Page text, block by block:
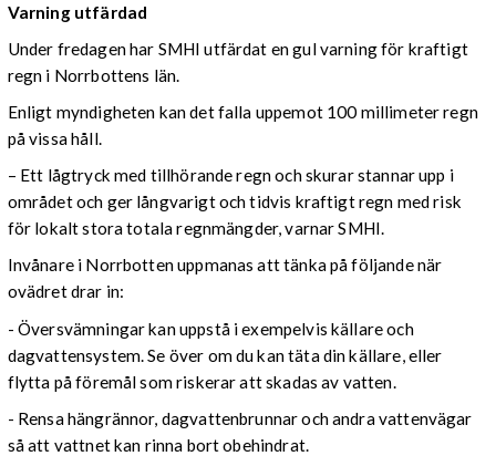
Varning utfärdad
Under fredagen har SMHI utfärdat en gul varning för kraftigt
regn i Norrbottens län.
Enligt myndigheten kan det falla uppemot 100 millimeter regn
på vissa håll.
– Ett lågtryck med tillhörande regn och skurar stannar upp i
området och ger långvarigt och tidvis kraftigt regn med risk
för lokalt stora totala regnmängder, varnar SMHI.
Invånare i Norrbotten uppmanas att tänka på följande när
ovädret drar in:
- Översvämningar kan uppstå i exempelvis källare och
dagvattensystem. Se över om du kan täta din källare, eller
flytta på föremål som riskerar att skadas av vatten.
- Rensa hängrännor, dagvattenbrunnar och andra vattenvägar
så att vattnet kan rinna bort obehindrat.